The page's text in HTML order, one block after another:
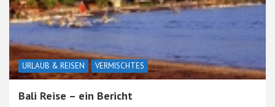
URLAUB & REISEN VERMISCHTES
Bali Reise – ein Bericht